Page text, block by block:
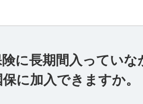
に長期間入ってい
に加入できますか。